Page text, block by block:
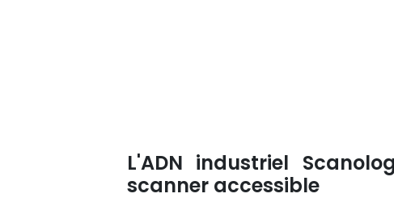
L'ADN industriel
scanner accessible